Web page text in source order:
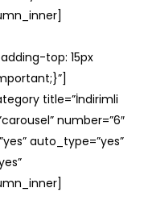
top: 15px
title=”İndirimli
number=”6″
auto_type=”yes”